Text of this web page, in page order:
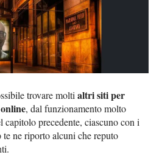
trovare moltialtri siti per
, dal funzionamento molto
capitolo precedente, ciascuno con i
ne riporto alcuni che reputo